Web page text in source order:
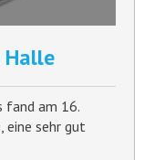
fand am 16.
eine sehr gut